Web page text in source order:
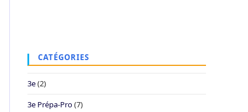
CATÉGORIES
3e(2)
3e Prépa-Pro(7)